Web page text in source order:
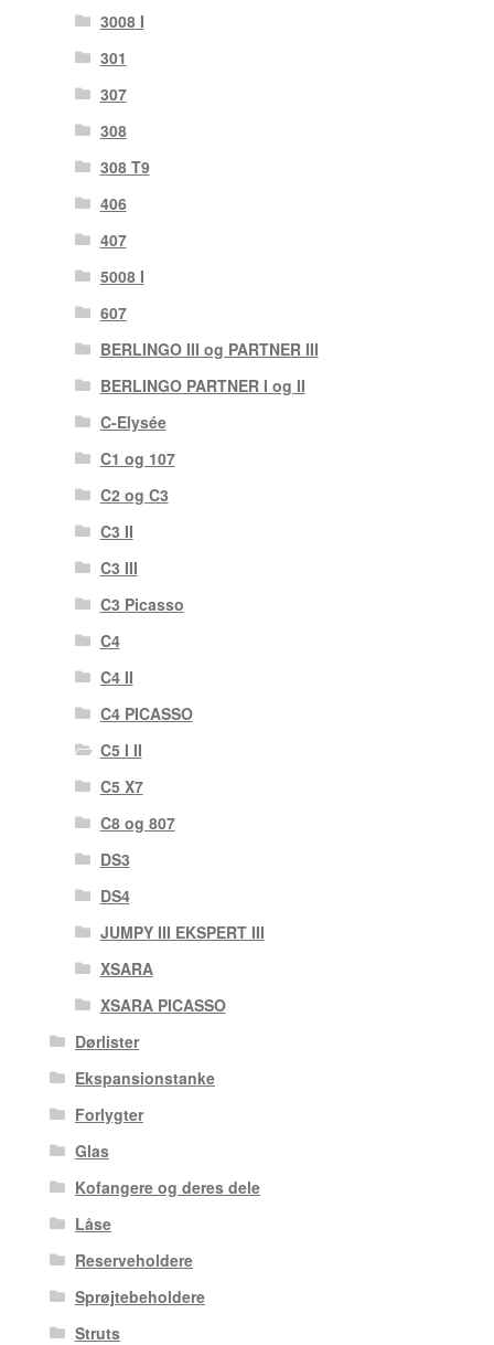
3008 I
301
307
308
308 T9
406
407
5008 I
607
BERLINGO III og PARTNER III
BERLINGO PARTNER I og II
C-Elysée
C1 og 107
C2 og C3
C3 II
C3 III
C3 Picasso
C4
C4 II
C4 PICASSO
C5 I II
C5 X7
C8 og 807
DS3
DS4
JUMPY III EKSPERT III
XSARA
XSARA PICASSO
Dørlister
Ekspansionstanke
Forlygter
Glas
Kofangere og deres dele
Låse
Reserveholdere
Sprøjtebeholdere
Struts